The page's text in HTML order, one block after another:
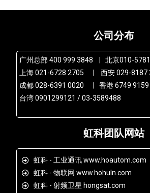
公司分布
广州总部 400 999 3848 | 北京010-
上海 021-6728 2705 | 西安 029-8187
成都 028-6391 0020 | 香港 6749 9159 |
台湾 0901299121 / 03-3589488
虹科团队网站
虹科 - 工业通讯 www.hoautom.com
虹科 - 物联网 www.hohuln.com
虹科 - 射频卫星 hongsat.com